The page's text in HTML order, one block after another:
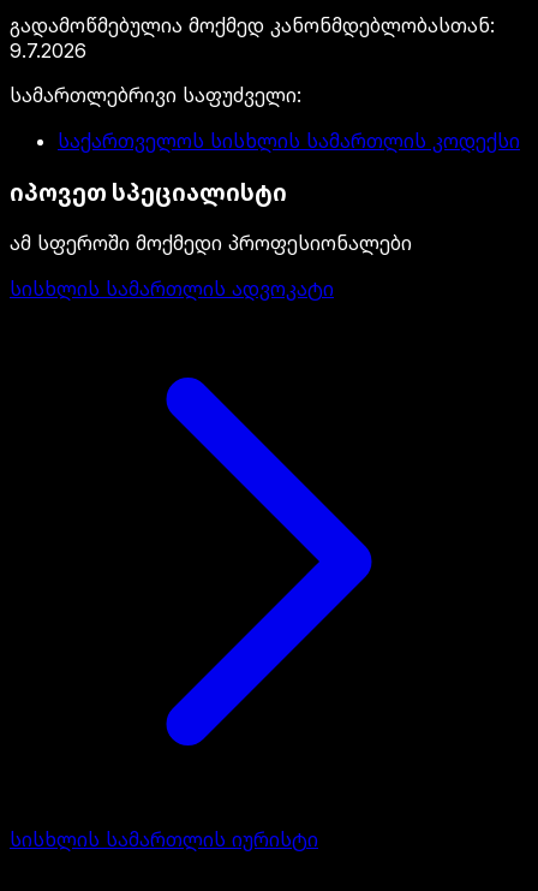
გადამოწმებულია მოქმედ კანონმდებლობასთან:
9.7.2026
სამართლებრივი საფუძველი:
საქართველოს სისხლის სამართლის კოდექსი
იპოვეთ სპეციალისტი
ამ სფეროში მოქმედი პროფესიონალები
სისხლის სამართლის ადვოკატი
სისხლის სამართლის იურისტი